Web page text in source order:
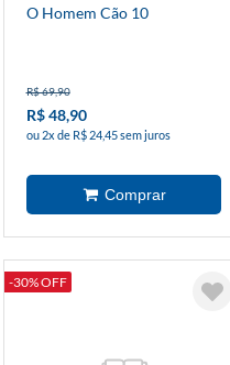
O Homem Cão 10
R$ 69,90
R$ 48,90
ou 2x de R$ 24,45 sem juros
-30% OFF